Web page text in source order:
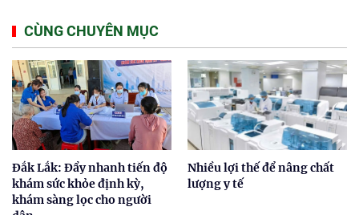
CÙNG CHUYÊN MỤC
Đắk Lắk: Đẩy nhanh tiến độ
khám sức khỏe định kỳ,
khám sàng lọc cho người
Nhiều lợi thế để nâng chất
lượng y tế